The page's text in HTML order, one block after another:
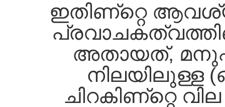
ഇതിണ്റ്റെ
അതായത്‌,
നിലയിലുള്ള
ചിറകിണ്റ്റെ